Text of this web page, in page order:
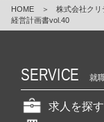
HOME ＞ 株式会社クリ
経営計画書vol.40
SERVICE 就
求人を探す